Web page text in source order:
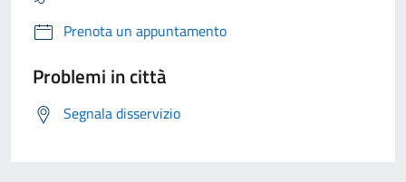
Prenota un appuntamento
Problemi in città
Segnala disservizio